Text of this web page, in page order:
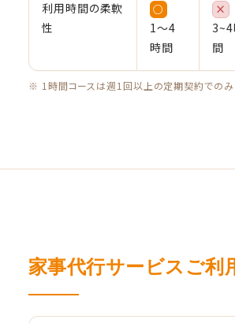
利用時間の柔軟
性
○
1〜4
時間
×
間
※ 1時間コースは週1回以上の定期契約でのみ
家事代行サービスご利